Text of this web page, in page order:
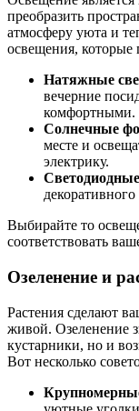
преобразить
атмосферу уюта и
освещения,
Натяжные
вечерние
комфортными.
Солнечные
месте и
электрику.
Выбирайте то
соответствовать
Озеленение и
Растения сделают
живой. Озеленение
кустарники, но и
Вот несколько